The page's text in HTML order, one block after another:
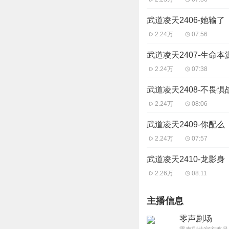
武道凌天2406-她输了
2.24万 07:56
武道凌天2407-生命本
2.24万 07:38
武道凌天2408-不畏惧
2.24万 08:06
武道凌天2409-你配么
2.24万 07:57
武道凌天2410-龙影身
2.26万 08:11
主播信息
零声剧场